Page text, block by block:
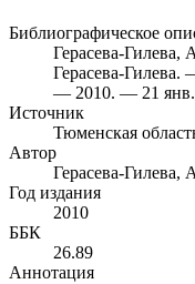
Библиографическое
Герасева-Гилева,
Герасева-Гилева.
— 2010. — 21
Источник
Тюменская
Автор
Герасева-Гилева,
Год издания
2010
ББК
26.89
Аннотация